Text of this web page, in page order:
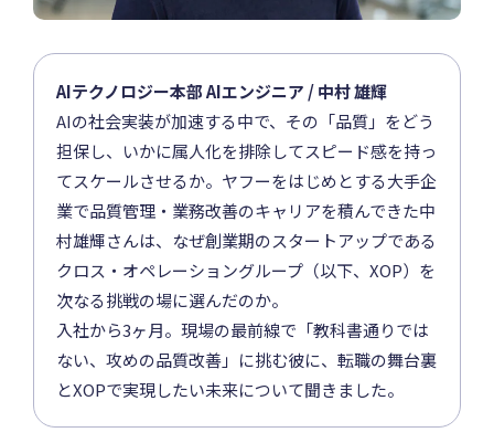
AIテクノロジー本部 AIエンジニア / 中村 雄輝
AIの社会実装が加速する中で、その「品質」をどう
担保し、いかに属人化を排除してスピード感を持っ
てスケールさせるか。ヤフーをはじめとする大手企
業で品質管理・業務改善のキャリアを積んできた中
村雄輝さんは、なぜ創業期のスタートアップである
クロス・オペレーショングループ（以下、XOP）を
次なる挑戦の場に選んだのか。
入社から3ヶ月。現場の最前線で「教科書通りでは
ない、攻めの品質改善」に挑む彼に、転職の舞台裏
とXOPで実現したい未来について聞きました。